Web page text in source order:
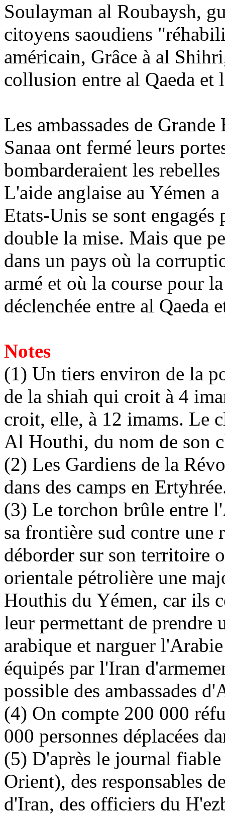
Soulayman al Roubaysh,
citoyens saoudiens
américain, Grâce à al
collusion entre al Qaeda
Les ambassades de
Sanaa ont fermé leurs
bombarderaient les
L'aide anglaise au Yémen
Etats-Unis se sont
double la mise. Mais que
dans un pays où la
armé et où la course pour
déclenchée entre al
Notes
(1) Un tiers environ de la
de la shiah qui croit à 4
croit, elle, à 12 imams. Le
Al Houthi, du nom de son
(2) Les Gardiens de la
dans des camps en
(3) Le torchon brûle entre
sa frontière sud contre
déborder sur son territoire
orientale pétrolière une
Houthis du Yémen, car ils
leur permettant de prendre
arabique et narguer
équipés par l'Iran
possible des ambassades
(4) On compte 200 000
000 personnes déplacées
(5) D'après le journal
Orient), des responsables
d'Iran, des officiers du